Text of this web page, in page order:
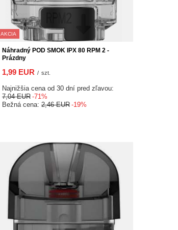
AKCIA
Náhradný POD SMOK IPX 80 RPM 2 -
Prázdny
1,99 EUR / szt.
Najnižšia cena od 30 dní pred zľavou:
7,04 EUR -71%
Bežná cena: 2,46 EUR -19%